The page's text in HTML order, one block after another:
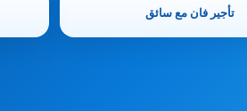
تأجير فان مع سائق